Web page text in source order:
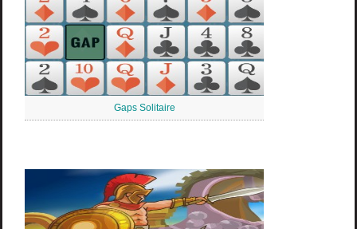
Gaps Solitaire